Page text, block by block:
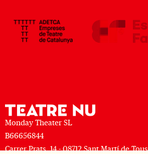
Monday Theater SL
B66656844
Carrer Prats, 14 - 08712 Sant Martí de Tous